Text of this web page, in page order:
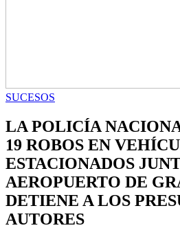
SUCESOS
LA POLICÍA
19 ROBOS EN
ESTACIONADOS
AEROPUERTO DE
DETIENE A LOS
AUTORES